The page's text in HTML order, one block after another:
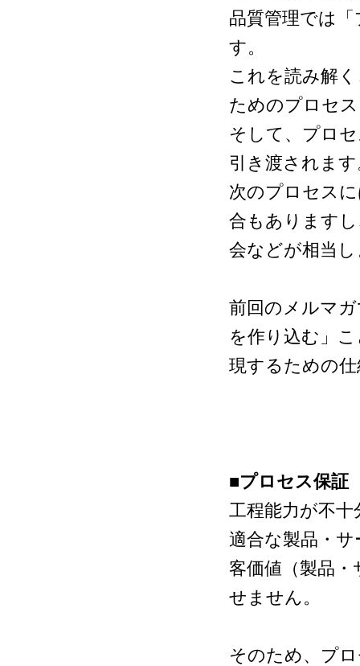
品質管理では
す。
これを読み解
ためのプロセ
そして、プロ
引き渡されま
次のプロセス
合もあります
会などが相当
前回のメルマ
を作り込む」
現するための
■プロセス保証
工程能力が不
適合な製品・
客価値（製品
せません。
そのため、プ